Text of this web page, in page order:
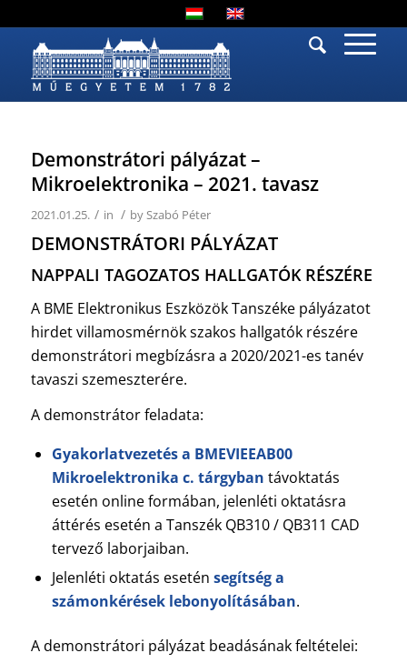
Demonstrátori pályázat –
Mikroelektronika – 2021. tavasz
2021.01.25. / in / bySzabó Péter
DEMONSTRÁTORI PÁLYÁZAT
NAPPALI TAGOZATOS HALLGATÓK RÉSZÉRE
A BME Elektronikus Eszközök Tanszéke pályázatot
hirdet villamosmérnök szakos hallgatók részére
demonstrátori megbízásra a 2020/2021-es tanév
tavaszi szemeszterére.
A demonstrátor feladata:
Gyakorlatvezetés a BMEVIEEAB00
Mikroelektronika c. tárgyban távoktatás
esetén online formában, jelenléti oktatásra
áttérés esetén a Tanszék QB310 / QB311 CAD
tervező laborjaiban.
Jelenléti oktatás esetén segítség a
számonkérések lebonyolításában.
A demonstrátori pályázat beadásának feltételei: